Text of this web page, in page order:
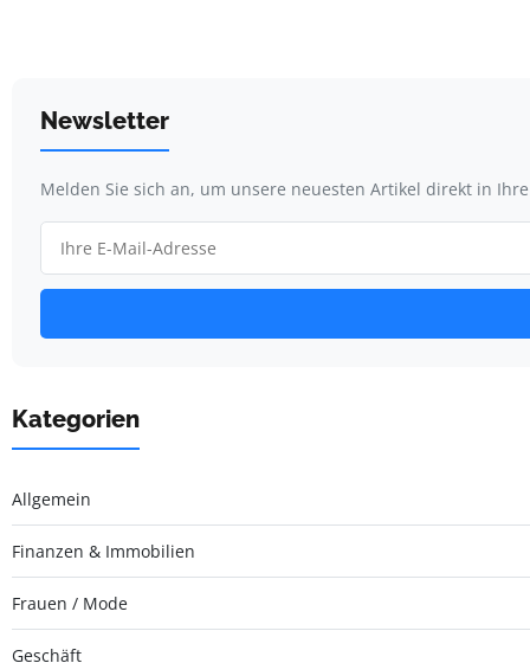
Newsletter
Melden Sie sich an, um unsere neuesten Artikel direkt in
Kategorien
Allgemein
Finanzen & Immobilien
Frauen / Mode
Geschäft